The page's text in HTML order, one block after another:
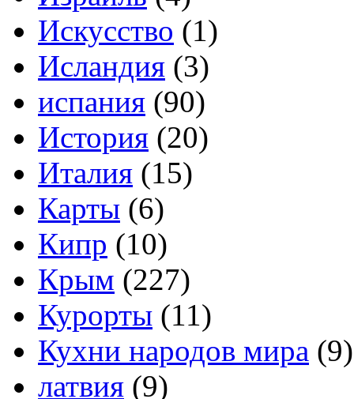
Искусство (1)
Исландия (3)
испания (90)
История (20)
Италия (15)
Карты (6)
Кипр (10)
Крым (227)
Курорты (11)
Кухни народов мира (9)
латвия (9)